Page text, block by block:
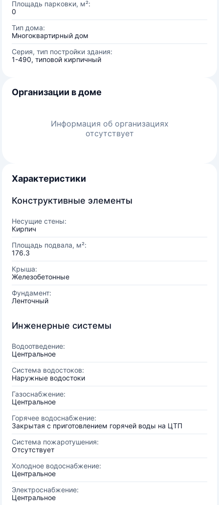
Площадь парковки, м²:
0
Тип дома:
Многоквартирный дом
Серия, тип постройки здания:
1-490, типовой кирпичный
Организации в доме
Информация об организациях
отсутствует
Характеристики
Конструктивные элементы
Несущие стены:
Кирпич
Площадь подвала, м²:
176.3
Крыша:
Железобетонные
Фундамент:
Ленточный
Инженерные системы
Водоотведение:
Центральное
Система водостоков:
Наружные водостоки
Газоснабжение:
Центральное
Горячее водоснабжение:
Закрытая с приготовлением горячей воды на ЦТП
Система пожаротушения:
Отсутствует
Холодное водоснабжение:
Центральное
Электроснабжение:
Центральное